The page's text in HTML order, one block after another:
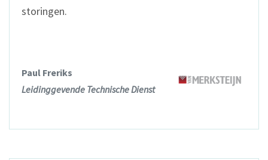
storingen.
Paul Freriks
Leidinggevende Technische Dienst